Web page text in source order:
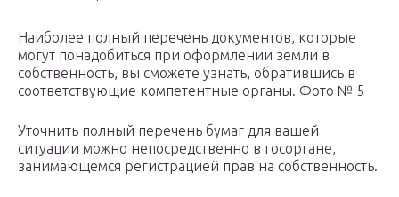
Наиболее полный перечень документов, которые
могут понадобиться при оформлении земли в
собственность, вы сможете узнать, обратившись в
соответствующие компетентные органы. Фото № 5
Уточнить полный перечень бумаг для вашей
ситуации можно непосредственно в госоргане,
занимающемся регистрацией прав на собственность.